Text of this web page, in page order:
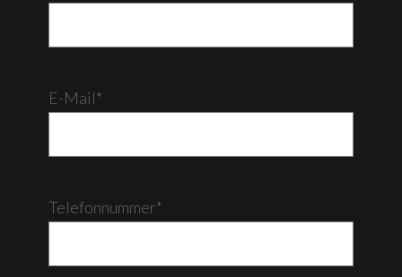
E-Mail*
Telefonnummer*